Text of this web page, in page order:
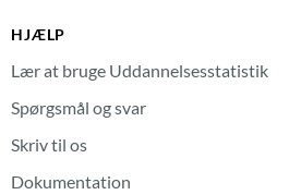
HJÆLP
Lær at bruge Uddannelsesstatistik
Spørgsmål og svar
Skriv til os
Dokumentation